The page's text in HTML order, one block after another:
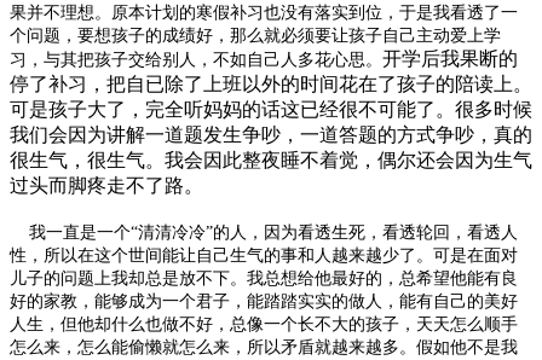
果并不理想。原本计划的寒假补习也没有落实到位，于是我看透了一
个问题，要想孩子的成绩好，那么就必须要让孩子自己主动爱上学
习，与其把孩子交给别人，不如自己人多花心思。 开学后我果断的
停了补习，把自已除了上班以外的时间花在了孩子的陪读上。
可是孩子大了，完全听妈妈的话这已经很不可能了。很多时候
我们会因为讲解一道题发生争吵，一道答题的方式争吵，真的
很生气，很生气。我会因此整夜睡不着觉，偶尔还会因为生气
过头而脚疼走不了路。
我一直是一个“清清冷冷”的人，因为看透生死，看透轮回，看透人
性，所以在这个世间能让自己生气的事和人越来越少了。可是在面对
儿子的问题上我却总是放不下。我总想给他最好的，总希望他能有良
好的家教，能够成为一个君子，能踏踏实实的做人，能有自己的美好
人生，但他却什么也做不好，总像一个长不大的孩子，天天怎么顺手
怎么来，怎么能偷懒就怎么来，所以矛盾就越来越多。假如他不是我